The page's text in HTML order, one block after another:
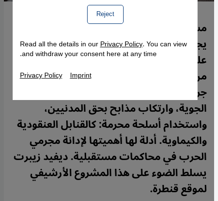
مشروع أرشيفي رقمي في العاصمة الألمانية.
يجمع مئات آلاف مقاطع الفيديو المنشورة
على الإنترنت حول الحرب السورية. ويُتحقق
من صحتها بأساليب بحثية علمية، لكشف
جرائم: كقصف المستشفيات بالغارات
الجوية، وارتكاب مذابح بحق المدنيين،
واستخدام أسلحة محرمة: كالقنابل العنقودية
والكيماوية. أدلة لها أهميتها لإدانة مجرمي
الحرب في محاكمات مستقبلية. ديفيد زيبرت
يسلط الضوء على هذا المشروع الأرشيفي
لموقع قنطرة.
Reject
Read all the details in ourPrivacy Policy. You can view
and withdraw your consent here at any time.
Privacy Policy Imprint